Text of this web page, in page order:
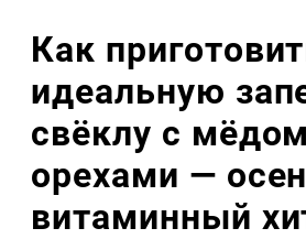
Как
идеальную
свёклу с
орехами —
витаминный